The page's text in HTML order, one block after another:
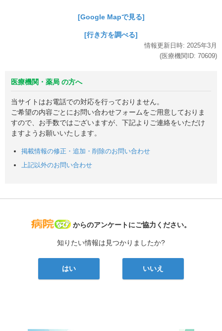
[Google Mapで見る]
[行き方を調べる]
情報更新日時: 2025年3月
(医療機関ID: 70609)
医療機関・薬局 の方へ
当サイトはお電話での対応を行っておりません。
ご希望の内容ごとにお問い合わせフォームをご用意しておりま
すので、お手数ではございますが、下記よりご連絡をいただけ
ますようお願いいたします。
掲載情報の修正・追加・削除のお問い合わせ
上記以外のお問い合わせ
病院なび
からのアンケートにご協力ください。
知りたい情報は見つかりましたか?
はい いいえ